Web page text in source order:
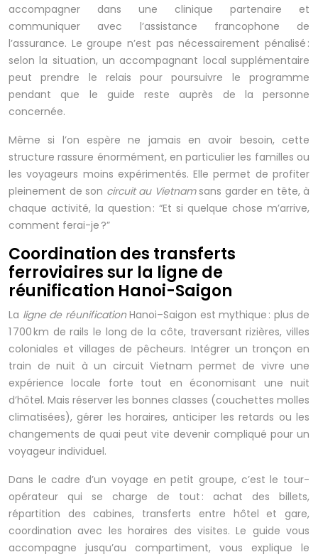
accompagner dans une clinique partenaire et
communiquer avec l’assistance francophone de
l’assurance. Le groupe n’est pas nécessairement pénalisé :
selon la situation, un accompagnant local supplémentaire
peut prendre le relais pour poursuivre le programme
pendant que le guide reste auprès de la personne
concernée.
Même si l’on espère ne jamais en avoir besoin, cette
structure rassure énormément, en particulier les familles ou
les voyageurs moins expérimentés. Elle permet de profiter
pleinement de son circuit au Vietnamsans garder en tête, à
chaque activité, la question : “Et si quelque chose m’arrive,
comment ferai-je ?”
Coordination des transferts
ferroviaires sur la ligne de
réunification Hanoi-Saigon
La ligne de réunificationHanoi–Saigon est mythique : plus de
1 700 km de rails le long de la côte, traversant rizières, villes
coloniales et villages de pêcheurs. Intégrer un tronçon en
train de nuit à un circuit Vietnam permet de vivre une
expérience locale forte tout en économisant une nuit
d’hôtel. Mais réserver les bonnes classes (couchettes molles
climatisées), gérer les horaires, anticiper les retards ou les
changements de quai peut vite devenir compliqué pour un
voyageur individuel.
Dans le cadre d’un voyage en petit groupe, c’est le tour-
opérateur qui se charge de tout : achat des billets,
répartition des cabines, transferts entre hôtel et gare,
coordination avec les horaires des visites. Le guide vous
accompagne jusqu’au compartiment, vous explique le